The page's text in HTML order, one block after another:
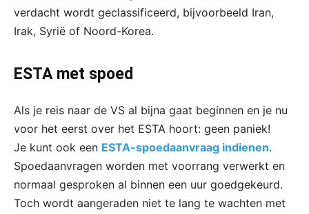
verdacht wordt geclassificeerd, bijvoorbeeld Iran,
Irak, Syrië of Noord-Korea.
ESTA met spoed
Als je reis naar de VS al bijna gaat beginnen en je nu
voor het eerst over het ESTA hoort: geen paniek!
Je kunt ook een ESTA-spoedaanvraag indienen.
Spoedaanvragen worden met voorrang verwerkt en
normaal gesproken al binnen een uur goedgekeurd.
Toch wordt aangeraden niet te lang te wachten met